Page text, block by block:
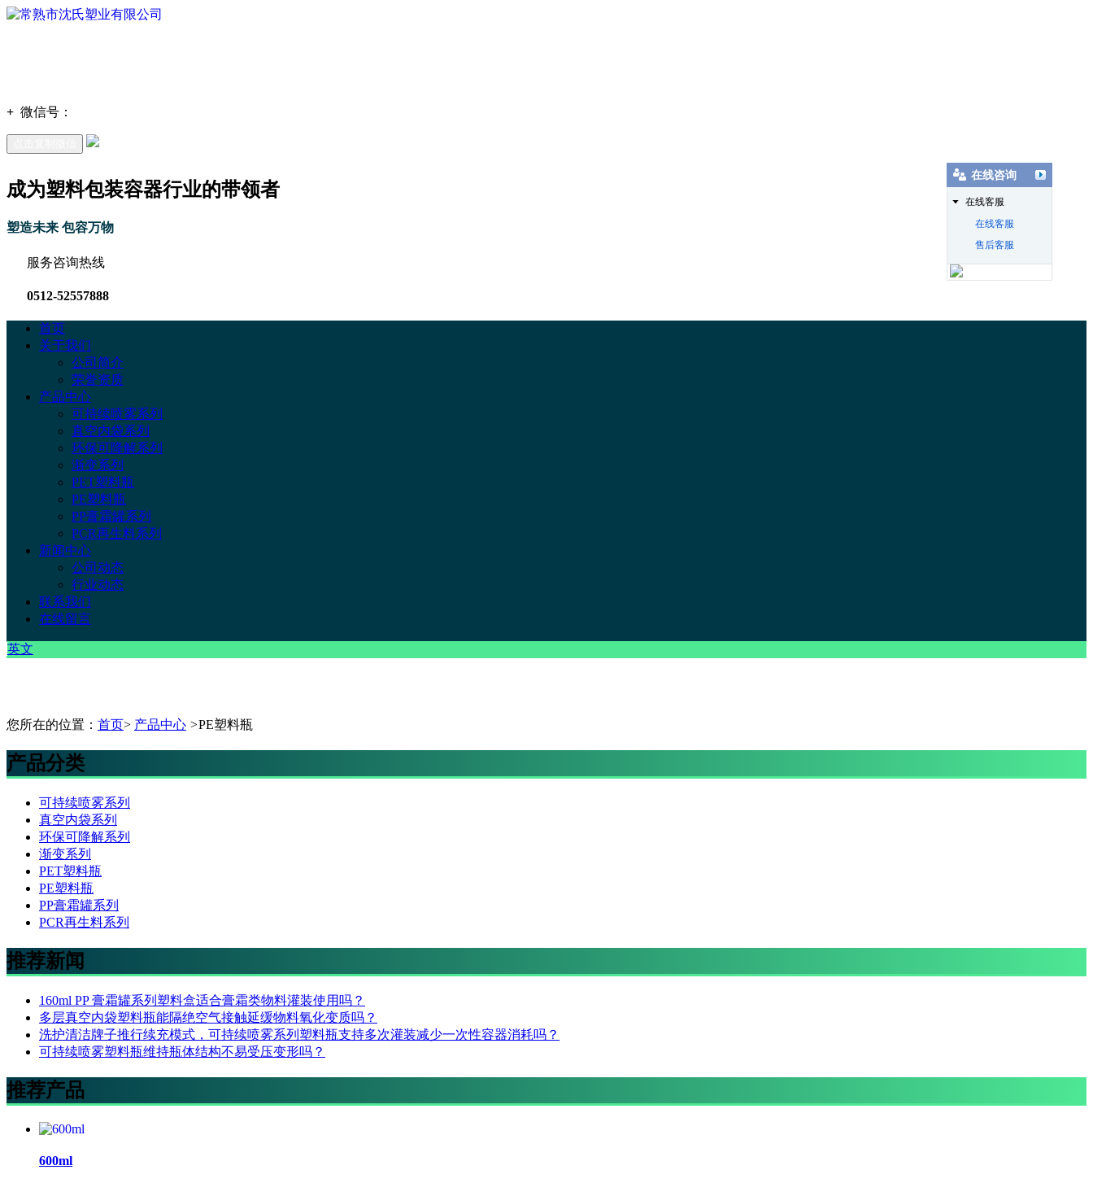
+ 微信号：
成为塑料包装容器行业的带领者
塑造未来 包容万物
服务咨询热线
0512-52557888
首页
关于我们
公司简介
荣誉资质
产品中心
可持续喷雾系列
真空内袋系列
环保可降解系列
渐变系列
PET塑料瓶
PE塑料瓶
PP膏霜罐系列
PCR再生料系列
新闻中心
公司动态
行业动态
联系我们
在线留言
英文
您所在的位置： 首页> 产品中心 >PE塑料瓶
产品分类
可持续喷雾系列
真空内袋系列
环保可降解系列
渐变系列
PET塑料瓶
PE塑料瓶
PP膏霜罐系列
PCR再生料系列
推荐新闻
160ml PP 膏霜罐系列塑料盒适合膏霜类物料灌装使用吗？
多层真空内袋塑料瓶能隔绝空气接触延缓物料氧化变质吗？
洗护清洁牌子推行续充模式，可持续喷雾系列塑料瓶支持多次灌装减少一次性容器消耗吗？
可持续喷雾塑料瓶维持瓶体结构不易受压变形吗？
推荐产品
600ml
在线咨询
在线客服
在线客服
售后客服